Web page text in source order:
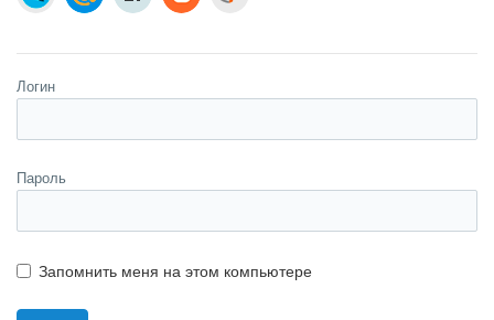
Логин
Пароль
Запомнить меня на этом компьютере